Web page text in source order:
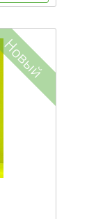
Новый